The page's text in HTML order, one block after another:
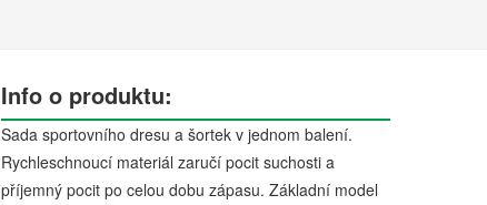
Info o produktu:
Sada sportovního dresu a šortek v jednom balení.
Rychleschnoucí materiál zaručí pocit suchosti a
příjemný pocit po celou dobu zápasu. Základní model